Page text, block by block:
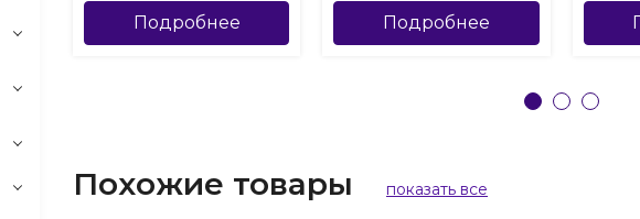
Подробнее Подробнее
Похожие товары показать все